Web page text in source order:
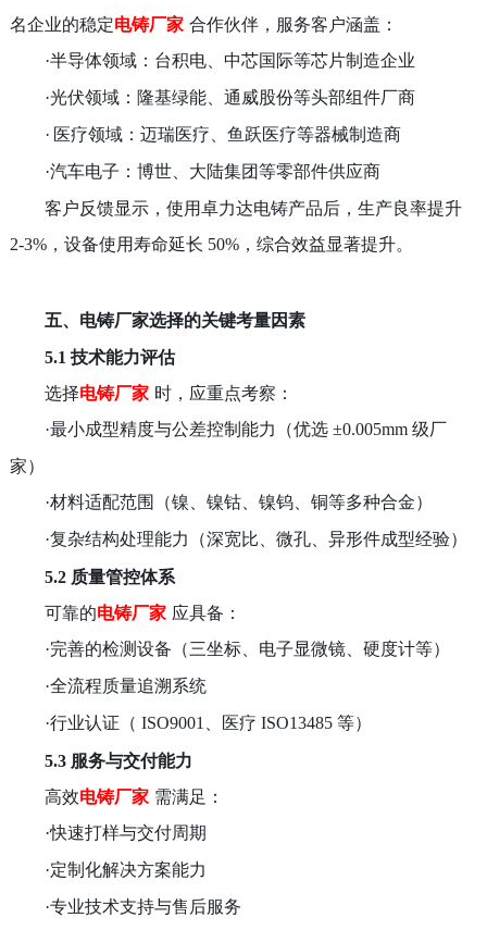
名企业的稳定电铸厂家 合作伙伴，服务客户涵盖：
·半导体领域：台积电、中芯国际等芯片制造企业
·光伏领域：隆基绿能、通威股份等头部组件厂商
· 医疗领域：迈瑞医疗、鱼跃医疗等器械制造商
·汽车电子：博世、大陆集团等零部件供应商
客户反馈显示，使用卓力达电铸产品后，生产良率提升
2-3%，设备使用寿命延长 50%，综合效益显著提升。
五、电铸厂家选择的关键考量因素
5.1 技术能力评估
选择电铸厂家 时，应重点考察：
·最小成型精度与公差控制能力（优选 ±0.005mm 级厂
家）
·材料适配范围（镍、镍钴、镍钨、铜等多种合金）
·复杂结构处理能力（深宽比、微孔、异形件成型经验）
5.2 质量管控体系
可靠的电铸厂家 应具备：
·完善的检测设备（三坐标、电子显微镜、硬度计等）
·全流程质量追溯系统
·行业认证（ ISO9001、医疗 ISO13485 等）
5.3 服务与交付能力
高效电铸厂家 需满足：
·快速打样与交付周期
·定制化解决方案能力
·专业技术支持与售后服务